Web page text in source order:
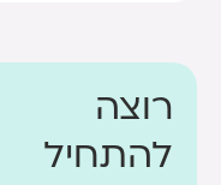
רוצה
להתחיל